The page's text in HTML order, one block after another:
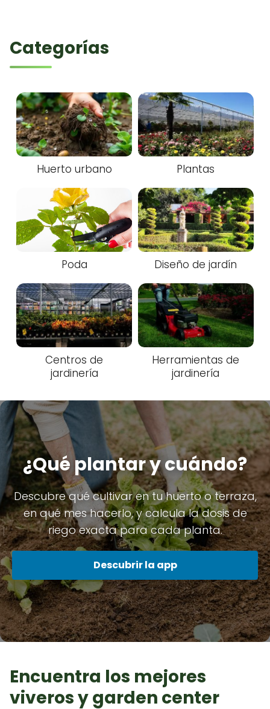
Categorías
Huerto urbano Plantas
Poda Diseño de jardín
Centros de
jardinería
Herramientas de
jardinería
¿Qué plantar y cuándo?
Descubre qué cultivar en tu huerto o terraza,
en qué mes hacerlo, y calcula la dosis de
riego exacta para cada planta.
Descubrir la app
Encuentra los mejores
viveros y garden center